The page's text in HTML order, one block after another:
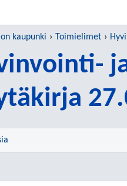
kaupunki Toimielimet